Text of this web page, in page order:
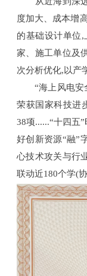
度加大、成本增
的基础设计单位
家、施工单位及
次分析优化,以产
“海上风电安全
荣获国家科技进
38项......“十四五
好创新资源“融”
心技术攻关与行
联动近180个学(